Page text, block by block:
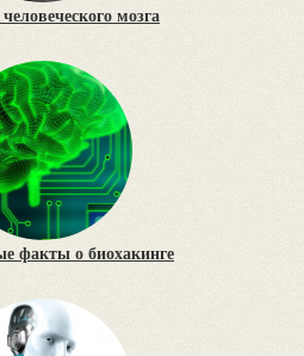
мозга
факты о биохакинге